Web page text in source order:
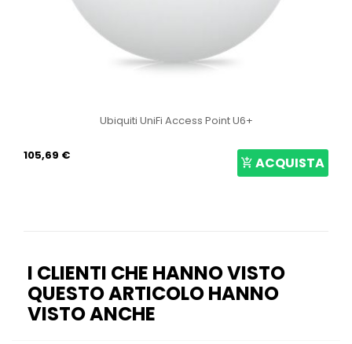
Ubiquiti UniFi Access Point U6+
105,69 € ACQUISTA
I CLIENTI CHE HANNO VISTO
QUESTO ARTICOLO HANNO
VISTO ANCHE